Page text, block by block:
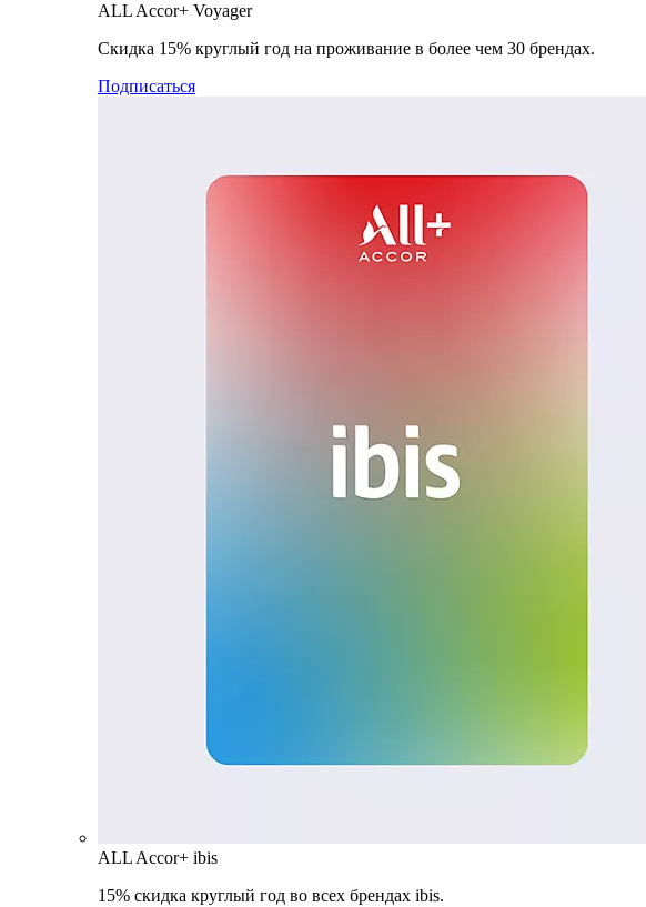
ALL Accor+ Voyager
Скидка 15% круглый год на проживание в более чем 30 брендах.
Подписаться
ALL Accor+ ibis
15% скидка круглый год во всех брендах ibis.